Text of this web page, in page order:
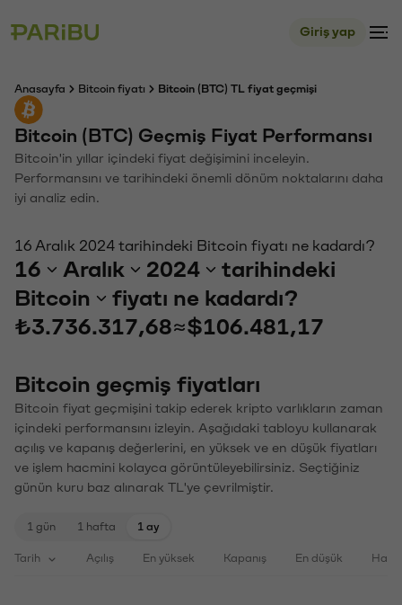
Giriş yap
Anasayfa Bitcoin fiyatı Bitcoin (BTC) TL fiyat geçmişi
Bitcoin (BTC) Geçmiş Fiyat Performansı
Bitcoin'in yıllar içindeki fiyat değişimini inceleyin.
Performansını ve tarihindeki önemli dönüm noktalarını daha
iyi analiz edin.
16 Aralık 2024 tarihindeki Bitcoin fiyatı ne kadardı?
16 Aralık 2024
tarihindeki
Bitcoin
fiyatı ne kadardı?
₺3.736.317,68≈$106.481,17
Bitcoin geçmiş fiyatları
Bitcoin fiyat geçmişini takip ederek kripto varlıkların zaman
içindeki performansını izleyin. Aşağıdaki tabloyu kullanarak
açılış ve kapanış değerlerini, en yüksek ve en düşük fiyatları
ve işlem hacmini kolayca görüntüleyebilirsiniz. Seçtiğiniz
günün kuru baz alınarak TL'ye çevrilmiştir.
1 gün 1 hafta 1 ay
Tarih Açılış En yüksek Kapanış En düşük